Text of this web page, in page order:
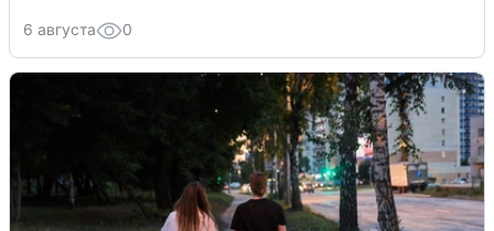
6 августа 0